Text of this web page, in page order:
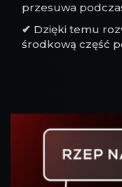
przesuwa
✔ Dzięki temu
środkową część